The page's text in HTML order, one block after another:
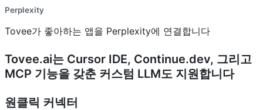
Perplexity
Tovee가 좋아하는 앱을 Perplexity에 연결합니다
Tovee.ai는 Cursor IDE, Continue.dev, 그리고
MCP 기능을 갖춘 커스텀 LLM도 지원합니다
원클릭 커넥터